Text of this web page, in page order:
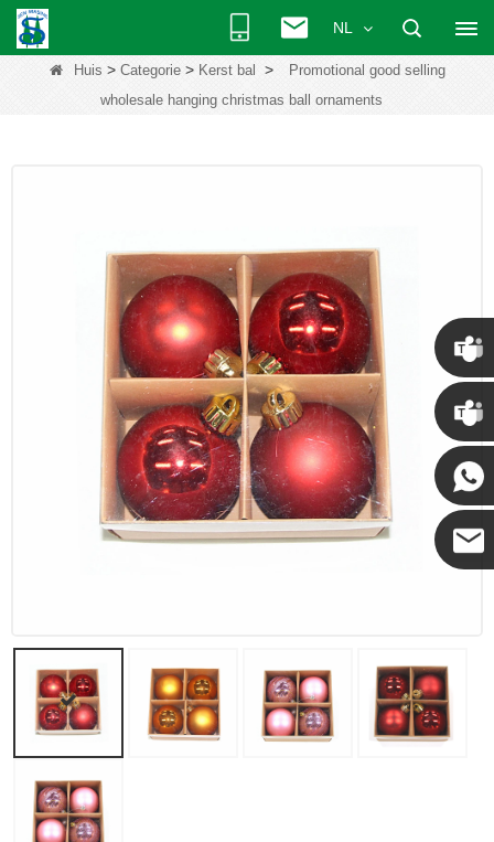
NL
Huis > Categorie> Kerst bal >
Promotional good selling
wholesale hanging christmas ball ornaments
Chris
Kenny